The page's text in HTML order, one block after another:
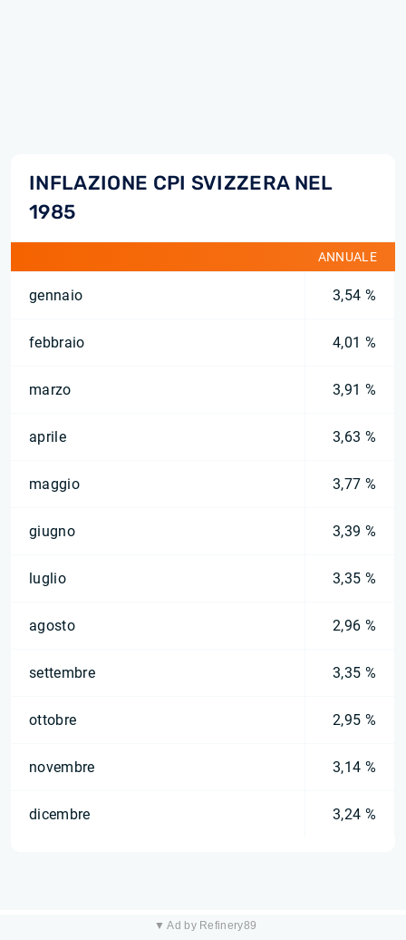
INFLAZIONE CPI SVIZZERA NEL
1985
ANNUALE
gennaio 3,54 %
febbraio 4,01 %
marzo 3,91 %
aprile 3,63 %
maggio 3,77 %
giugno 3,39 %
luglio 3,35 %
agosto 2,96 %
settembre 3,35 %
ottobre 2,95 %
novembre 3,14 %
dicembre 3,24 %
▼ Ad by Refinery89